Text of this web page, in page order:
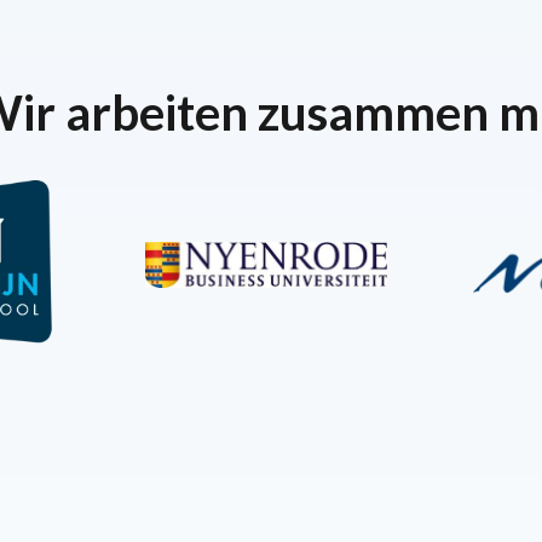
arbeiten zusammen